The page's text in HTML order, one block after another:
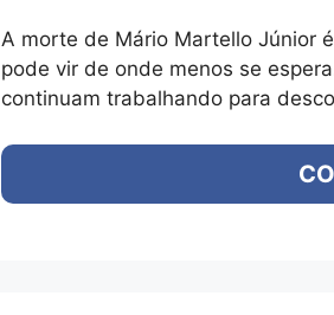
A morte de Mário Martello Júnior
pode vir de onde menos se
continuam trabalhando para